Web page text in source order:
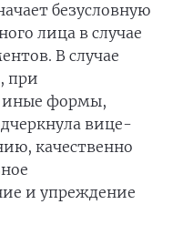
безусловную
лица в случае
В случае
при
иные формы,
вице-
качественно
и упреждение